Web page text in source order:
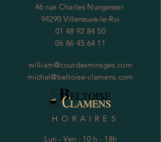
46 rue Charles Nungesser
94290 Villeneuve-le-Roi
01 48 92 84 50
06 86 45 64 11
william@courdesmirages.com
michel@beltoise-clamens.com
HORAIRES
Lun - Ven : 10 h - 18h